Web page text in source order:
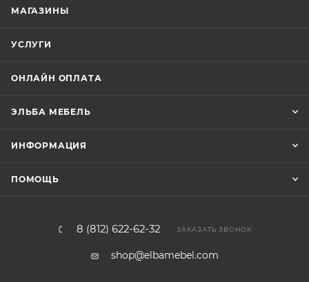
МАГАЗИНЫ
УСЛУГИ
ОНЛАЙН ОПЛАТА
ЭЛЬБА МЕБЕЛЬ
ИНФОРМАЦИЯ
ПОМОЩЬ
8 (812) 622-62-32 ЗАКАЗАТЬ ЗВОНОК
shop@elbamebel.com